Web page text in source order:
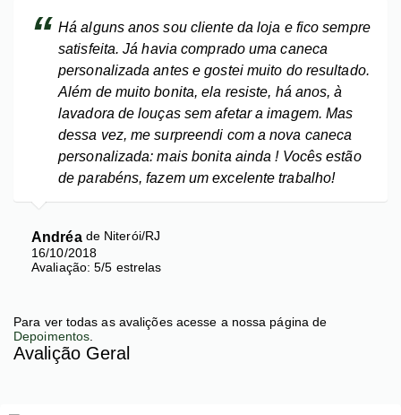
Há alguns anos sou cliente da loja e fico sempre
satisfeita. Já havia comprado uma caneca
personalizada antes e gostei muito do resultado.
Além de muito bonita, ela resiste, há anos, à
lavadora de louças sem afetar a imagem. Mas
dessa vez, me surpreendi com a nova caneca
personalizada: mais bonita ainda ! Vocês estão
de parabéns, fazem um excelente trabalho!
Andréa de Niterói/RJ
16/10/2018
Avaliação:5/5 estrelas
Para ver todas as avalições acesse a nossa página de
Depoimentos
Avalição Geral